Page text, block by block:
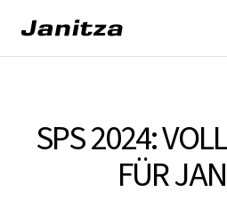
SPS 2024:
FÜR